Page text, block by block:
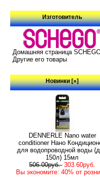
Изготовитель
Домашняя страница
Другие его товары
Новинки [»]
DENNERLE Nano water
conditioner Нано
для водопроводной воды
150л) 15мл
506.00руб. 303.60руб.
Вы экономите: 40% от